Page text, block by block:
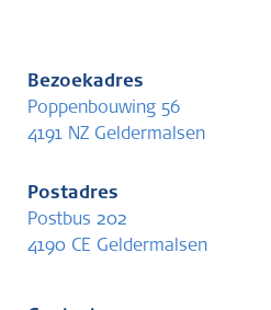
Bezoekadres
Poppenbouwing 56
4191 NZ Geldermalsen
Postadres
Postbus 202
4190 CE Geldermalsen